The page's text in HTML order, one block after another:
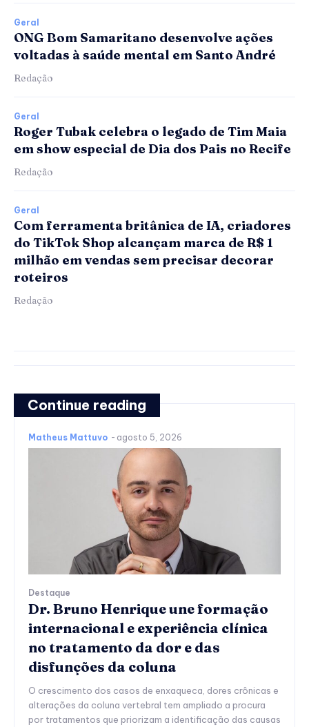
Geral
ONG Bom Samaritano desenvolve ações
voltadas à saúde mental em Santo André
Redação
Geral
Roger Tubak celebra o legado de Tim Maia
em show especial de Dia dos Pais no Recife
Redação
Geral
Com ferramenta britânica de IA, criadores
do TikTok Shop alcançam marca de R$ 1
milhão em vendas sem precisar decorar
roteiros
Redação
Continue reading
Matheus Mattuvo - agosto 5, 2026
Destaque
Dr. Bruno Henrique une formação
internacional e experiência clínica
no tratamento da dor e das
disfunções da coluna
O crescimento dos casos de enxaqueca, dores crônicas e
alterações da coluna vertebral tem ampliado a procura
por tratamentos que priorizam a identificação das causas